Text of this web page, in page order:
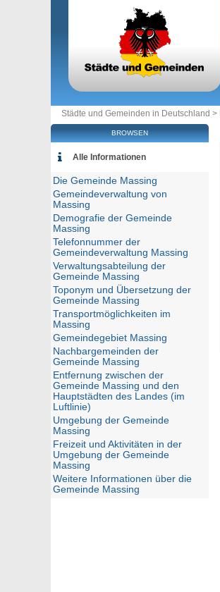
Städte und Gemeinden in Deutschland >
BROWSEN
Alle Informationen
Die Gemeinde Massing
Gemeindeverwaltung von
Massing
Demografie der Gemeinde
Massing
Telefonnummer der
Gemeindeverwaltung Massing
Verwaltungsabteilung der
Gemeinde Massing
Toponym und Übersetzung der
Gemeinde Massing
Transportmöglichkeiten im
Massing
Gemeindegebiet Massing
Nachbargemeinden der
Gemeinde Massing
Entfernung zwischen der
Gemeinde Massing und den
Hauptstädten des Landes (im
Luftlinie)
Umgebung der Gemeinde
Massing
Freizeit und Aktivitäten in der
Umgebung der Gemeinde
Massing
Weitere Informationen über die
Gemeinde Massing